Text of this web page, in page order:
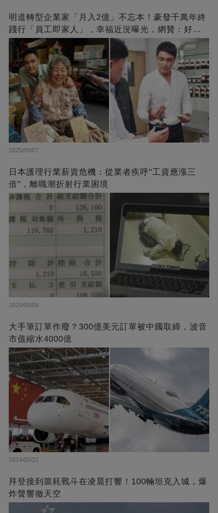
明道轉型企業家「月入2億」不忘本！豪發千萬年終
踐行「員工即家人」，幸福近況曝光，網贊：好老
闆的福報
2025/09/07
日本護理行業薪資危機：從業者疾呼"工資應漲三
倍"，離職潮折射行業困境
2025/08/08
大手筆訂單作廢？300億美元訂單被中國取締，波音
市值縮水4000億
2024/05/21
拜登接到噩耗戰斗在凌晨打響！100輛坦克入城，爆
炸聲響徹天空